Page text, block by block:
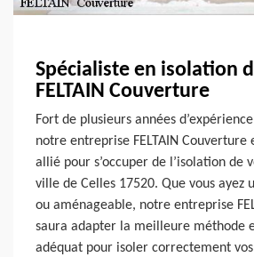
Spécialiste en isolation
FELTAIN Couverture
Fort de plusieurs années
notre entreprise FELTAIN
allié pour s’occuper de l’isolation de
ville de Celles 17520. Que vous ayez
ou aménageable, notre entreprise
saura adapter la meilleure méthode
adéquat pour isoler correctement